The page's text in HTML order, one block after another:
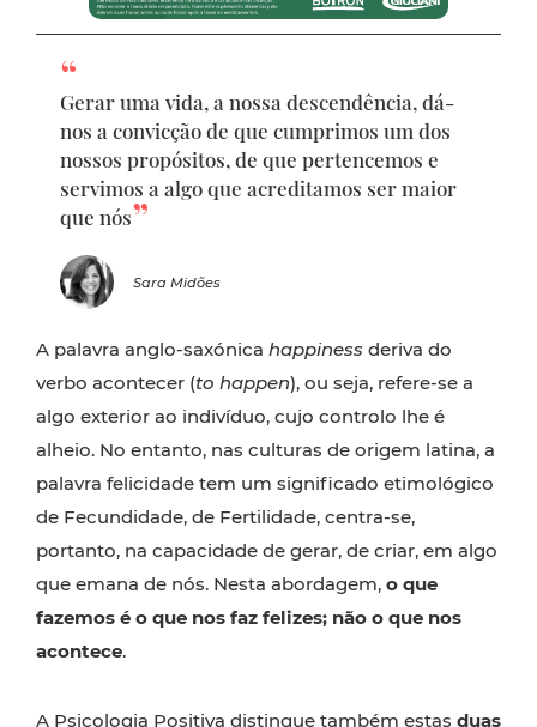
Gerar uma vida, a nossa descendência, dá-
nos a convicção de que cumprimos um dos
nossos propósitos, de que pertencemos e
servimos a algo que acreditamos ser maior
que nós
Sara Midões
A palavra anglo-saxónica happiness deriva do
verbo acontecer (to happen), ou seja, refere-se a
algo exterior ao indivíduo, cujo controlo lhe é
alheio. No entanto, nas culturas de origem latina, a
palavra felicidade tem um significado etimológico
de Fecundidade, de Fertilidade, centra-se,
portanto, na capacidade de gerar, de criar, em algo
que emana de nós. Nesta abordagem, o que
fazemos é o que nos faz felizes; não o que nos
acontece.
A Psicologia Positiva distingue também estas duas